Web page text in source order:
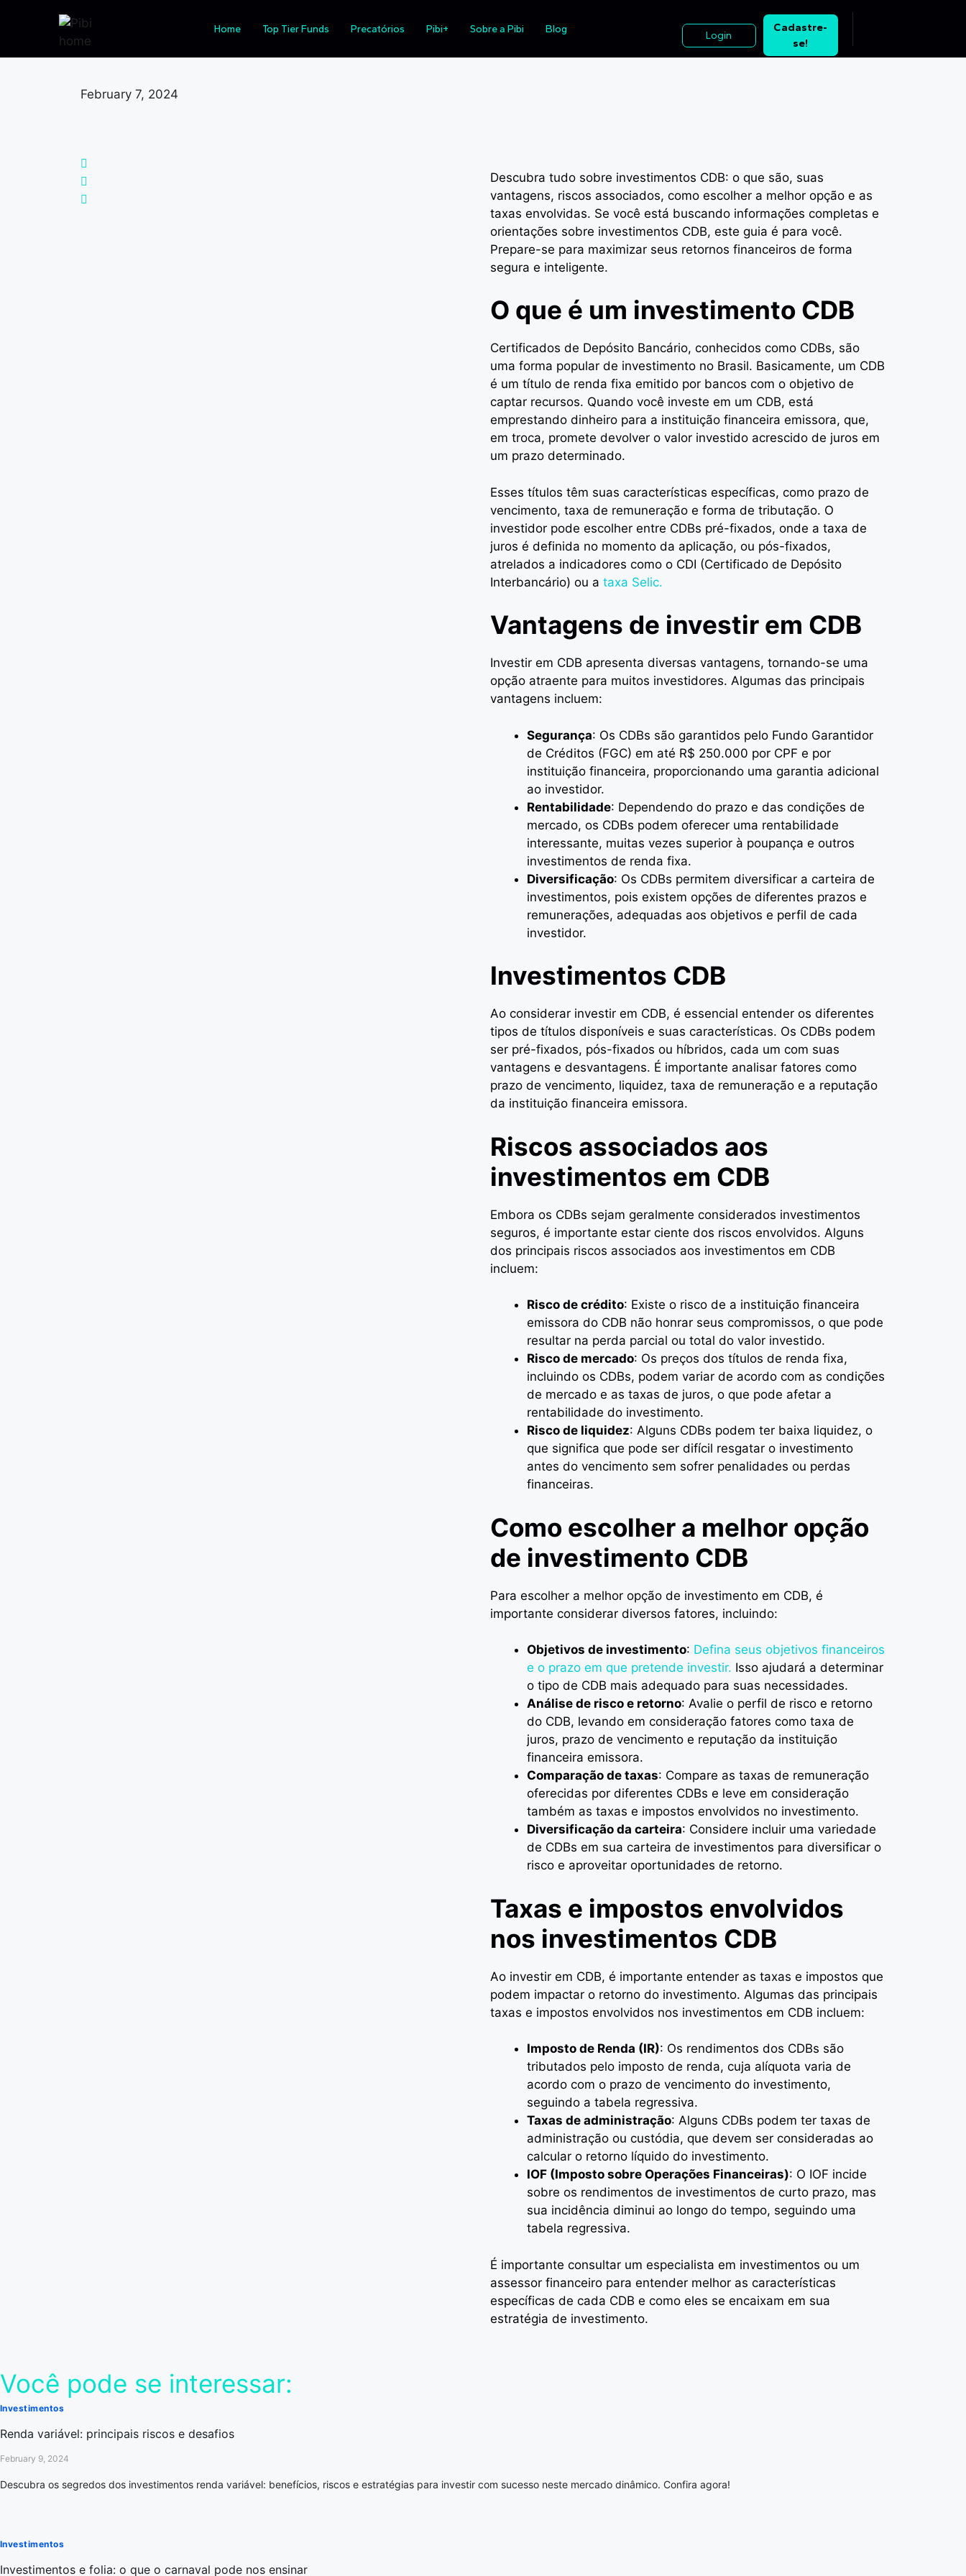
Home Top Tier Funds Precatórios Pibi+ Sobre a Pibi Blog
Login
Cadastre-
se!
February 7, 2024
Descubra tudo sobre investimentos CDB: o que são, suas
vantagens, riscos associados, como escolher a melhor opção e as
taxas envolvidas. Se você está buscando informações completas e
orientações sobre investimentos CDB, este guia é para você.
Prepare-se para maximizar seus retornos financeiros de forma
segura e inteligente.
O que é um investimento CDB
Certificados de Depósito Bancário, conhecidos como CDBs, são
uma forma popular de investimento no Brasil. Basicamente, um CDB
é um título de renda fixa emitido por bancos com o objetivo de
captar recursos. Quando você investe em um CDB, está
emprestando dinheiro para a instituição financeira emissora, que,
em troca, promete devolver o valor investido acrescido de juros em
um prazo determinado.
Esses títulos têm suas características específicas, como prazo de
vencimento, taxa de remuneração e forma de tributação. O
investidor pode escolher entre CDBs pré-fixados, onde a taxa de
juros é definida no momento da aplicação, ou pós-fixados,
atrelados a indicadores como o CDI (Certificado de Depósito
Interbancário) ou a taxa Selic.
Vantagens de investir em CDB
Investir em CDB apresenta diversas vantagens, tornando-se uma
opção atraente para muitos investidores. Algumas das principais
vantagens incluem:
Segurança: Os CDBs são garantidos pelo Fundo Garantidor
de Créditos (FGC) em até R$ 250.000 por CPF e por
instituição financeira, proporcionando uma garantia adicional
ao investidor.
Rentabilidade: Dependendo do prazo e das condições de
mercado, os CDBs podem oferecer uma rentabilidade
interessante, muitas vezes superior à poupança e outros
investimentos de renda fixa.
Diversificação: Os CDBs permitem diversificar a carteira de
investimentos, pois existem opções de diferentes prazos e
remunerações, adequadas aos objetivos e perfil de cada
investidor.
Investimentos CDB
Ao considerar investir em CDB, é essencial entender os diferentes
tipos de títulos disponíveis e suas características. Os CDBs podem
ser pré-fixados, pós-fixados ou híbridos, cada um com suas
vantagens e desvantagens. É importante analisar fatores como
prazo de vencimento, liquidez, taxa de remuneração e a reputação
da instituição financeira emissora.
Riscos associados aos
investimentos em CDB
Embora os CDBs sejam geralmente considerados investimentos
seguros, é importante estar ciente dos riscos envolvidos. Alguns
dos principais riscos associados aos investimentos em CDB
incluem:
Risco de crédito: Existe o risco de a instituição financeira
emissora do CDB não honrar seus compromissos, o que pode
resultar na perda parcial ou total do valor investido.
Risco de mercado: Os preços dos títulos de renda fixa,
incluindo os CDBs, podem variar de acordo com as condições
de mercado e as taxas de juros, o que pode afetar a
rentabilidade do investimento.
Risco de liquidez: Alguns CDBs podem ter baixa liquidez, o
que significa que pode ser difícil resgatar o investimento
antes do vencimento sem sofrer penalidades ou perdas
financeiras.
Como escolher a melhor opção
de investimento CDB
Para escolher a melhor opção de investimento em CDB, é
importante considerar diversos fatores, incluindo:
Objetivos de investimento: Defina seus objetivos financeiros
e o prazo em que pretende investir. Isso ajudará a determinar
o tipo de CDB mais adequado para suas necessidades.
Análise de risco e retorno: Avalie o perfil de risco e retorno
do CDB, levando em consideração fatores como taxa de
juros, prazo de vencimento e reputação da instituição
financeira emissora.
Comparação de taxas: Compare as taxas de remuneração
oferecidas por diferentes CDBs e leve em consideração
também as taxas e impostos envolvidos no investimento.
Diversificação da carteira: Considere incluir uma variedade
de CDBs em sua carteira de investimentos para diversificar o
risco e aproveitar oportunidades de retorno.
Taxas e impostos envolvidos
nos investimentos CDB
Ao investir em CDB, é importante entender as taxas e impostos que
podem impactar o retorno do investimento. Algumas das principais
taxas e impostos envolvidos nos investimentos em CDB incluem:
Imposto de Renda (IR): Os rendimentos dos CDBs são
tributados pelo imposto de renda, cuja alíquota varia de
acordo com o prazo de vencimento do investimento,
seguindo a tabela regressiva.
Taxas de administração: Alguns CDBs podem ter taxas de
administração ou custódia, que devem ser consideradas ao
calcular o retorno líquido do investimento.
IOF (Imposto sobre Operações Financeiras): O IOF incide
sobre os rendimentos de investimentos de curto prazo, mas
sua incidência diminui ao longo do tempo, seguindo uma
tabela regressiva.
É importante consultar um especialista em investimentos ou um
assessor financeiro para entender melhor as características
específicas de cada CDB e como eles se encaixam em sua
estratégia de investimento.
Você pode se interessar:
Investimentos
Renda variável: principais riscos e desafios
February 9, 2024
Descubra os segredos dos investimentos renda variável: benefícios, riscos e estratégias para investir com sucesso neste mercado dinâmico. Confira agora!
Investimentos
Investimentos e folia: o que o carnaval pode nos ensinar